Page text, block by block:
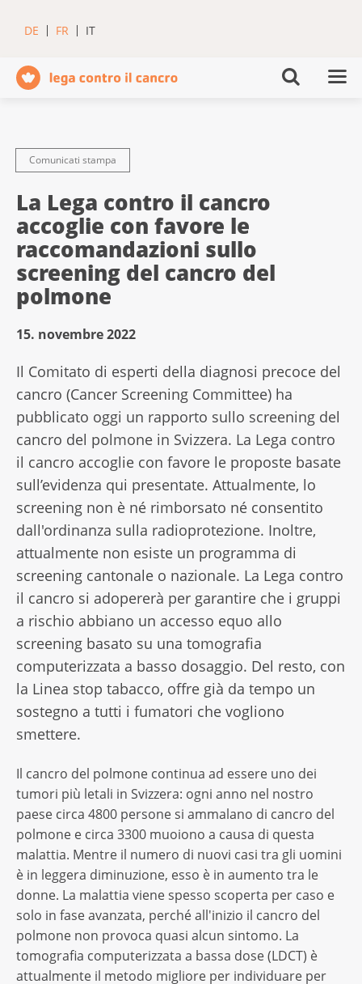
DE FR IT
Comunicati stampa
La Lega contro il cancro
accoglie con favore le
raccomandazioni sullo
screening del cancro del
polmone
15. novembre 2022
Il Comitato di esperti della diagnosi precoce del
cancro (Cancer Screening Committee) ha
pubblicato oggi un rapporto sullo screening del
cancro del polmone in Svizzera. La Lega contro
il cancro accoglie con favore le proposte basate
sull’evidenza qui presentate. Attualmente, lo
screening non è né rimborsato né consentito
dall'ordinanza sulla radioprotezione. Inoltre,
attualmente non esiste un programma di
screening cantonale o nazionale. La Lega contro
il cancro si adopererà per garantire che i gruppi
a rischio abbiano un accesso equo allo
screening basato su una tomografia
computerizzata a basso dosaggio. Del resto, con
la Linea stop tabacco, offre già da tempo un
sostegno a tutti i fumatori che vogliono
smettere.
Il cancro del polmone continua ad essere uno dei
tumori più letali in Svizzera: ogni anno nel nostro
paese circa 4800 persone si ammalano di cancro del
polmone e circa 3300 muoiono a causa di questa
malattia. Mentre il numero di nuovi casi tra gli uomini
è in leggera diminuzione, esso è in aumento tra le
donne. La malattia viene spesso scoperta per caso e
solo in fase avanzata, perché all'inizio il cancro del
polmone non provoca quasi alcun sintomo. La
tomografia computerizzata a bassa dose (LDCT) è
attualmente il metodo migliore per individuare per